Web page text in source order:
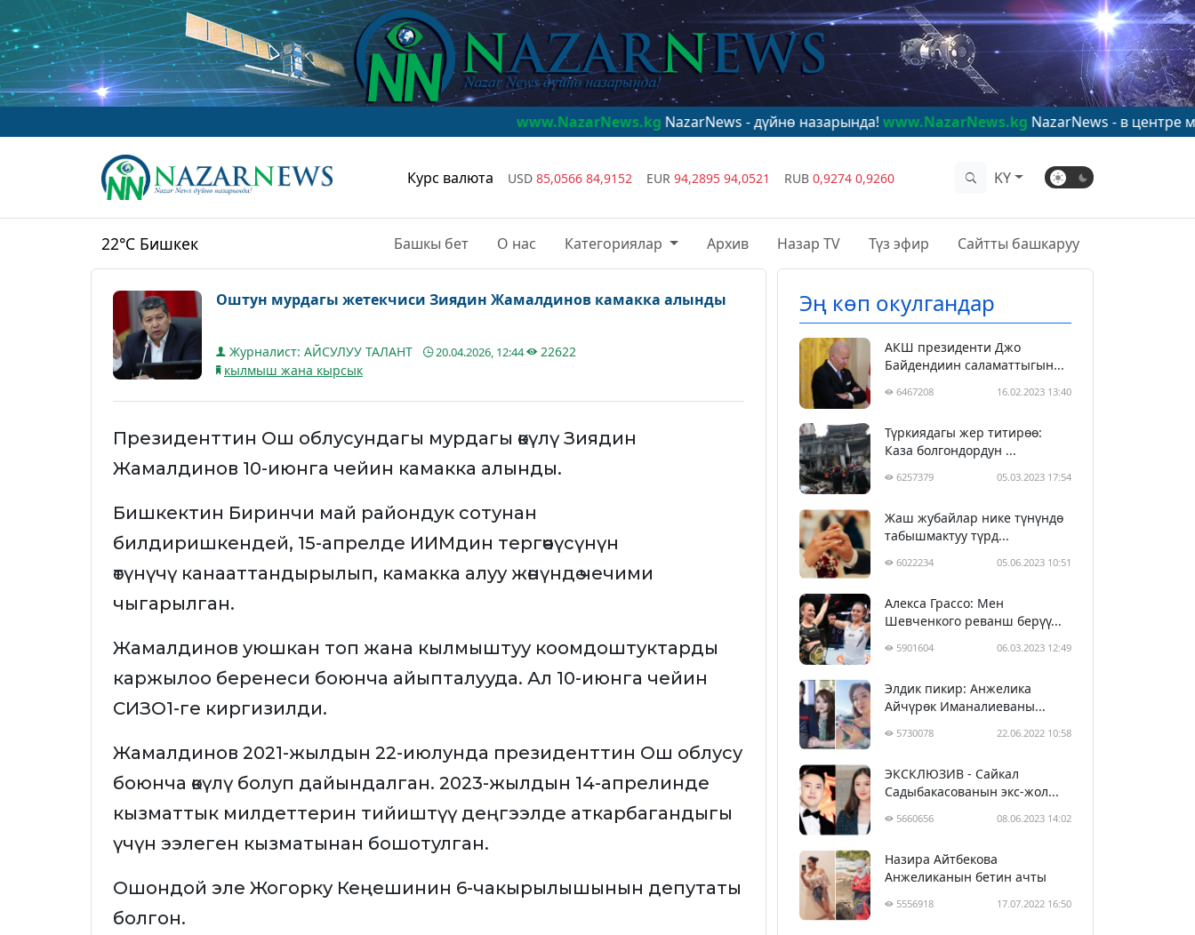
www.NazarNews.kgNazarNews - дүйнө назарында!www.NazarNews.kgNazarNews - в центре мирового
Курс валюта USD 85,0566 84,9152 EUR 94,2895 94,0521 RUB 0,9274 0,9260 KY
22°C Бишкек Башкы бет О нас Категориялар Архив Назар TV Түз эфир Сайтты башкаруу
Оштун мурдагы жетекчиси Зиядин Жамалдинов камакка алынды
Журналист: АЙСУЛУУ ТАЛАНТ 20.04.2026, 12:44
22622
кылмыш жана кырсык
Президенттин Ош облусундагы мурдагы өкүлү Зиядин
Жамалдинов 10-июнга чейин камакка алынды.
Бишкектин Биринчи май райондук сотунан
билдиришкендей, 15-апрелде ИИМдин тергөөчүсүнүн
өтүнүчү канааттандырылып, камакка алуу жөнүндө чечими
чыгарылган.
Жамалдинов уюшкан топ жана кылмыштуу коомдоштуктарды
каржылоо беренеси боюнча айыпталууда. Ал 10-июнга чейин
СИЗО1-ге киргизилди.
Жамалдинов 2021-жылдын 22-июлунда президенттин Ош облусу
боюнча өкүлү болуп дайындалган. 2023-жылдын 14-апрелинде
кызматтык милдеттерин тийиштүү деңгээлде аткарбагандыгы
үчүн ээлеген кызматынан бошотулган.
Ошондой эле Жогорку Кеңешинин 6-чакырылышынын депутаты
болгон.
Эң көп окулгандар
АКШ президенти Джо
Байдендиин саламаттыгын...
6467208 16.02.2023 13:40
Түркиядагы жер титирөө:
Каза болгондордун ...
6257379 05.03.2023 17:54
Жаш жубайлар нике түнүндө
табышмактуу түрд...
6022234 05.06.2023 10:51
Алекса Грассо: Мен
Шевченкого реванш берүү...
5901604 06.03.2023 12:49
Элдик пикир: Анжелика
Айчүрөк Иманалиеваны...
5730078 22.06.2022 10:58
ЭКСКЛЮЗИВ - Сайкал
Садыбакасованын экс-жол...
5660656 08.06.2023 14:02
Назира Айтбекова
Анжеликанын бетин ачты
5556918 17.07.2022 16:50